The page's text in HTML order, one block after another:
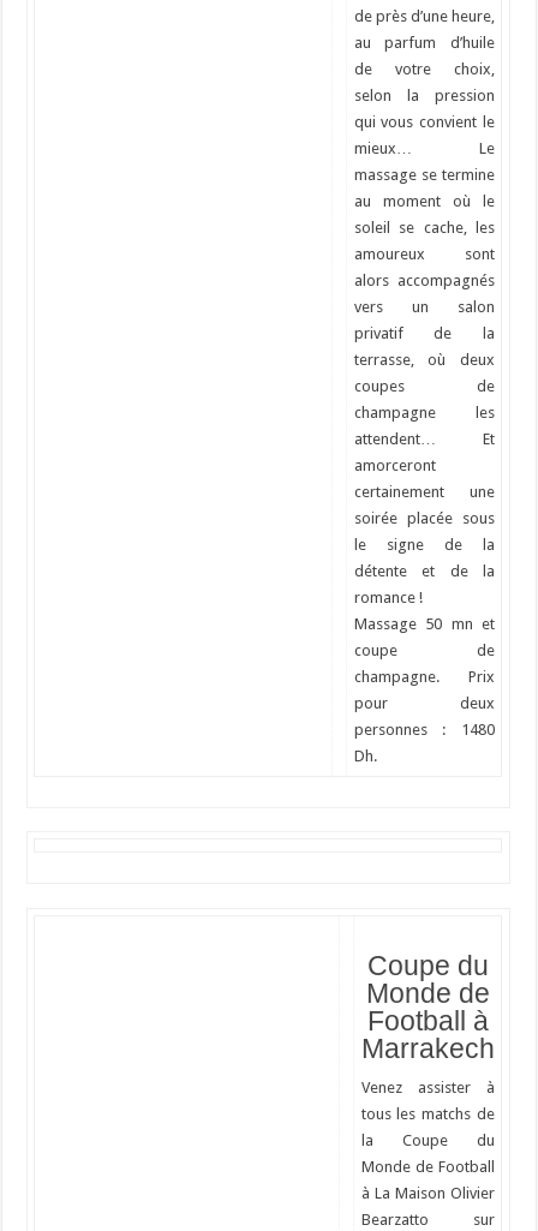
de près d’une heure,
au parfum d’huile
de votre choix,
selon la pression
qui vous convient le
mieux… Le
massage se termine
au moment où le
soleil se cache, les
amoureux sont
alors accompagnés
vers un salon
privatif de la
terrasse, où deux
coupes de
champagne les
attendent… Et
amorceront
certainement une
soirée placée sous
le signe de la
détente et de la
romance !
Massage 50 mn et
coupe de
champagne. Prix
pour deux
personnes : 1480
Dh.
Coupe du
Monde de
Football à
Marrakech
Venez assister à
tous les matchs de
la Coupe du
Monde de Football
à La Maison Olivier
Bearzatto sur